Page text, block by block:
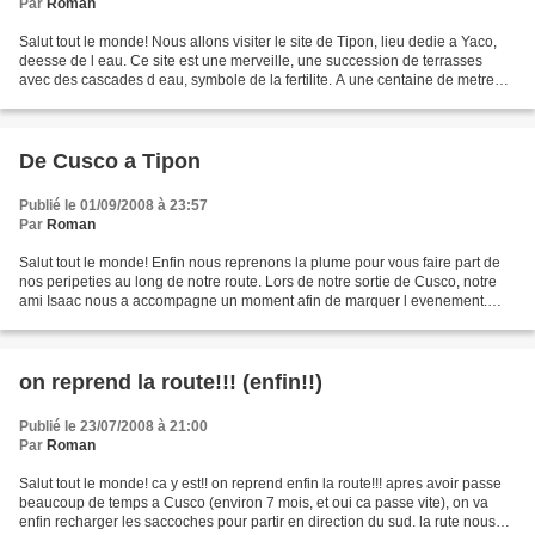
Par Roman
Salut tout le monde! Nous allons visiter le site de Tipon, lieu dedie a Yaco,
deesse de l eau. Ce site est une merveille, une succession de terrasses
avec des cascades d eau, symbole de la fertilite. A une centaine de metre
De Cusco a Tipon
Publié le 01/09/2008 à 23:57
Par Roman
Salut tout le monde! Enfin nous reprenons la plume pour vous faire part de
nos peripeties au long de notre route. Lors de notre sortie de Cusco, notre
ami Isaac nous a accompagne un moment afin de marquer l evenement.
on reprend la route!!! (enfin!!)
Publié le 23/07/2008 à 21:00
Par Roman
Salut tout le monde! ca y est!! on reprend enfin la route!!! apres avoir passe
beaucoup de temps a Cusco (environ 7 mois, et oui ca passe vite), on va
enfin recharger les saccoches pour partir en direction du sud. la rute nous